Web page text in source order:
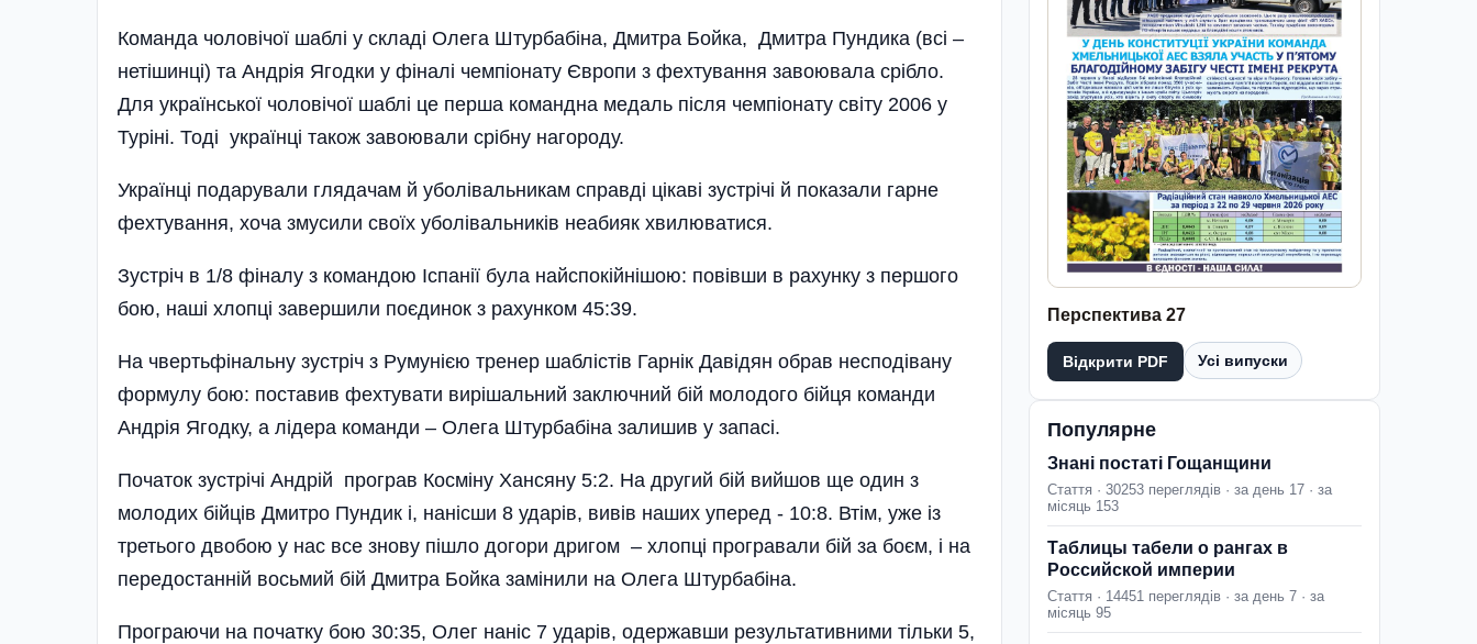
Команда чоловічої шаблі у складі Олега Штурбабіна, Дмитра Бойка, Дмитра Пундика (всі –
нетішинці) та Андрія Ягодки у фіналі чемпіонату Європи з фехтування завоювала срібло.
Для української чоловічої шаблі це перша командна медаль після чемпіонату світу 2006 у
Туріні. Тоді українці також завоювали срібну нагороду.
Українці подарували глядачам й уболівальникам справді цікаві зустрічі й показали гарне
фехтування, хоча змусили своїх уболівальників неабияк хвилюватися.
Зустріч в 1/8 фіналу з командою Іспанії була найспокійнішою: повівши в рахунку з першого
бою, наші хлопці завершили поєдинок з рахунком 45:39.
На чвертьфінальну зустріч з Румунією тренер шаблістів Гарнік Даві­дян обрав несподівану
формулу бою: поставив фехтувати вирішальний заключний бій молодого бійця команди
Андрія Ягодку, а лідера команди – Олега Штурбабіна залишив у запасі.
Початок зустрічі Андрій програв Косміну Хансяну 5:2. На другий бій вийшов ще один з
молодих бійців Дмитро Пундик і, нанісши 8 ударів, вивів наших уперед - 10:8. Втім, уже із
третього двобою у нас все знову пішло догори дригом – хлопці програвали бій за боєм, і на
передостанній восьмий бій Дмитра Бойка замінили на Олега Штурбабіна.
Програючи на початку бою 30:35, Олег наніс 7 ударів, одержавши результативними тільки 5,
Перспектива 27
Відкрити PDF Усі випуски
Популярне
Знані постаті Гощанщини
Стаття · 30253 переглядів · за день 17 · за
місяць 153
Таблицы табели о рангах в
Российской империи
Стаття · 14451 переглядів · за день 7 · за
місяць 95